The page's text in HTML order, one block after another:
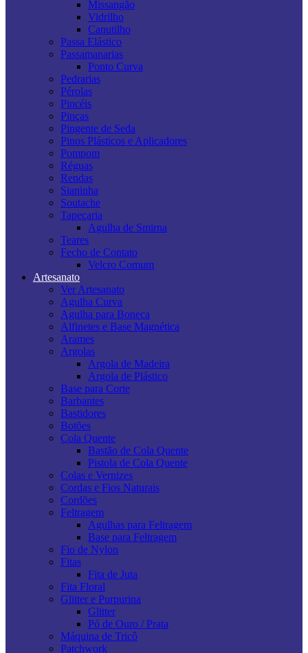
Missangão
Vidrilho
Canutilho
Passa Elástico
Passamanarias
Ponto Curva
Pedrarias
Pérolas
Pincéis
Pinças
Pingente de Seda
Pinos Plásticos e Aplicadores
Pompom
Réguas
Rendas
Sianinha
Soutache
Tapeçaria
Agulha de Smirna
Teares
Fecho de Contato
Velcro Comum
Artesanato
Ver Artesanato
Agulha Curva
Agulha para Boneca
Alfinetes e Base Magnética
Arames
Argolas
Argola de Madeira
Argola de Plástico
Base para Corte
Barbantes
Bastidores
Botões
Cola Quente
Bastão de Cola Quente
Pistola de Cola Quente
Colas e Vernizes
Cordas e Fios Naturais
Cordões
Feltragem
Agulhas para Feltragem
Base para Feltragem
Fio de Nylon
Fitas
Fita de Juta
Fita Floral
Glitter e Purpurina
Glitter
Pó de Ouro / Prata
Máquina de Tricô
Patchwork